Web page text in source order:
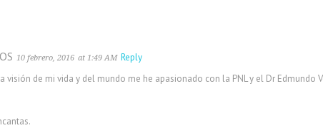
10 febrero, 2016 at 1:49 AM Reply
visión de mi vida y del mundo me he apasionado con la PNL y el Dr Edmundo